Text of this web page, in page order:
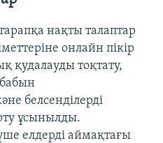
нақты талаптар
онлайн пікір
қудалауды тоқтату,
белсенділерді
ұсынылды.
елдерді аймақтағы